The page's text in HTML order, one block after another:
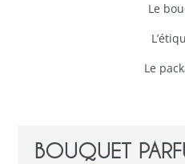
Le
Le
BOUQUET